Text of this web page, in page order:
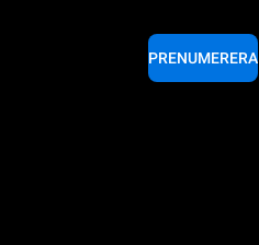
PRENUMERERA